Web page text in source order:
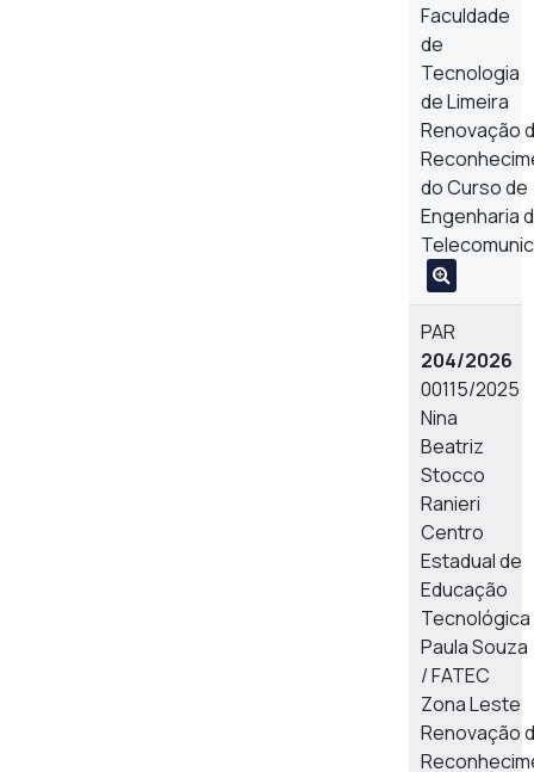
Faculdade
de
Tecnologia
de Limeira
Renovação
do Curso de
Engenharia
PAR
204/2026
00115/2025
Nina
Beatriz
Stocco
Ranieri
Centro
Estadual de
Educação
Tecnológica
Paula Souza
/ FATEC
Zona Leste
Renovação